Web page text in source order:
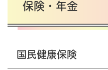
保険・年金
国民健康保険